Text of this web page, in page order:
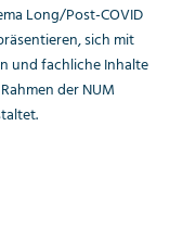
Long/Post-COVID
sich mit
und fachliche Inhalte
der NUM